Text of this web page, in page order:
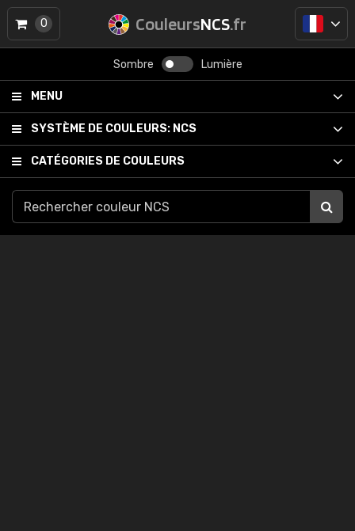
CouleursNCS.fr
Sombre Lumière
MENU
SYSTÈME DE COULEURS: NCS
CATÉGORIES DE COULEURS
0